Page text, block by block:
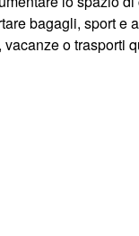
bagagli, sport e
o trasporti